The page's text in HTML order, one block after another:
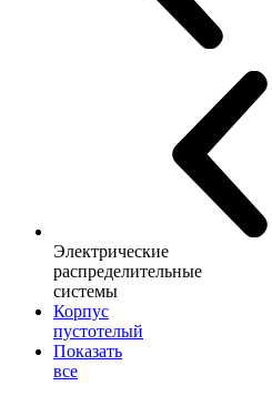
Электрические
распределительные
системы
Корпус
пустотелый
Показать
все